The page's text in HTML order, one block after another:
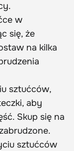
w
się, że
na kilka
sztućców,
aby
Skup się na
sztućców